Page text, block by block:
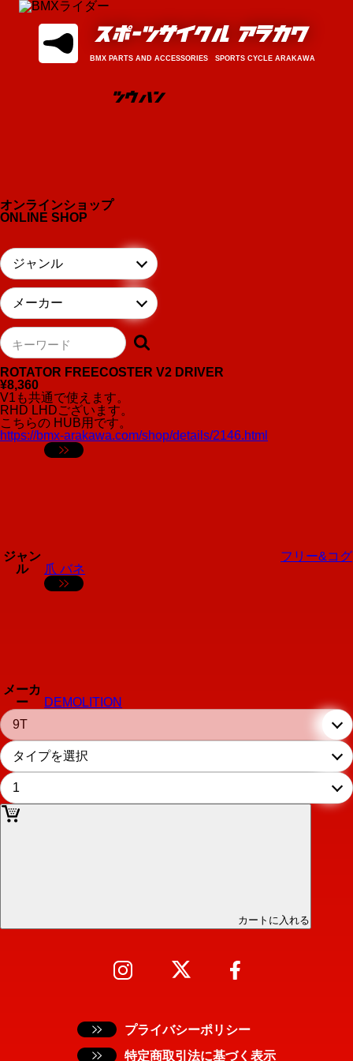
BMX PARTS AND ACCESSORIES SPORTS CYCLE ARAKAWA
オンラインショップ
ONLINE SHOP
キーワード
ROTATOR FREECOSTER V2 DRIVER
¥8,360
V1も共通で使えます。
RHD LHDございます。
こちらの HUB用です。
https://bmx-arakawa.com/shop/details/2146.html
ジャン
ル
フリー&コグ
爪 バネ
メーカ
ー
DEMOLITION
カートに入れる
プライバシーポリシー
特定商取引法に基づく表示